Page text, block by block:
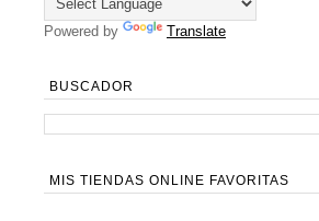
Powered by Translate
BUSCADOR
MIS TIENDAS ONLINE FAVORITAS